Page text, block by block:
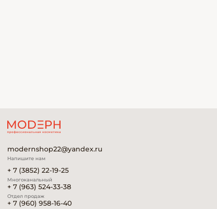
modernshop22@yandex.ru
Напишите нам
+ 7 (3852) 22-19-25
Многоканальный
+ 7 (963) 524-33-38
Отдел продаж
+ 7 (960) 958-16-40